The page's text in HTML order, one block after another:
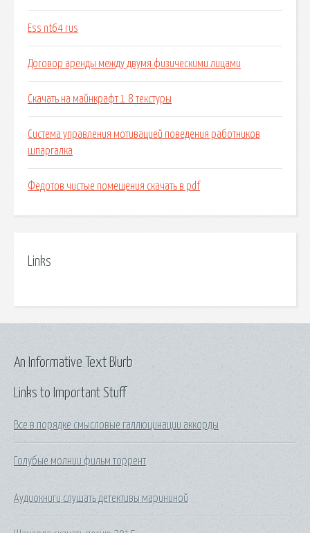
Ess nt64 rus
Договор аренды между двумя физическими лицами
Скачать на майнкрафт 1 8 текстуры
Система управления мотивацией поведения работников
шпаргалка
Федотов чистые помещения скачать в pdf
Links
Links to Important Stuff
Все в порядке смысловые галлюцинации аккорды
Голубые молнии фильм торрент
Аудиокниги слушать детективы марининой
An Informative Text Blurb